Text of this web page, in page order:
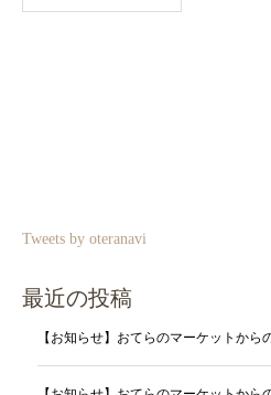
Tweets by oteranavi
最近の投稿
【お知らせ】おてらのマーケットから